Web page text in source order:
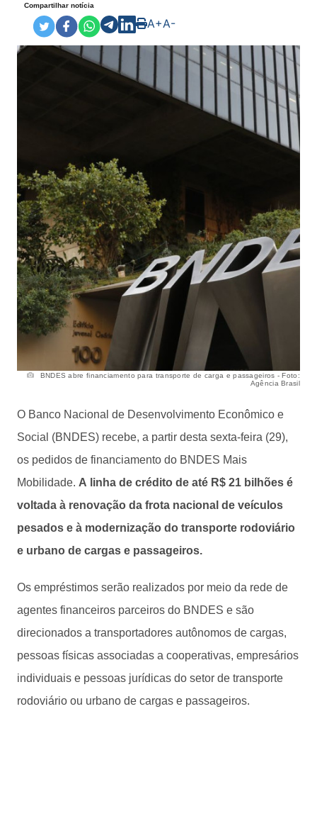
Compartilhar notícia
A+A-
BNDES abre financiamento para transporte de carga e passageiros - Foto:
Agência Brasil
O Banco Nacional de Desenvolvimento Econômico e
Social (BNDES) recebe, a partir desta sexta-feira (29),
os pedidos de financiamento do BNDES Mais
Mobilidade. A linha de crédito de até R$ 21 bilhões é
voltada à renovação da frota nacional de veículos
pesados e à modernização do transporte rodoviário
e urbano de cargas e passageiros.
Os empréstimos serão realizados por meio da rede de
agentes financeiros parceiros do BNDES e são
direcionados a transportadores autônomos de cargas,
pessoas físicas associadas a cooperativas, empresários
individuais e pessoas jurídicas do setor de transporte
rodoviário ou urbano de cargas e passageiros.